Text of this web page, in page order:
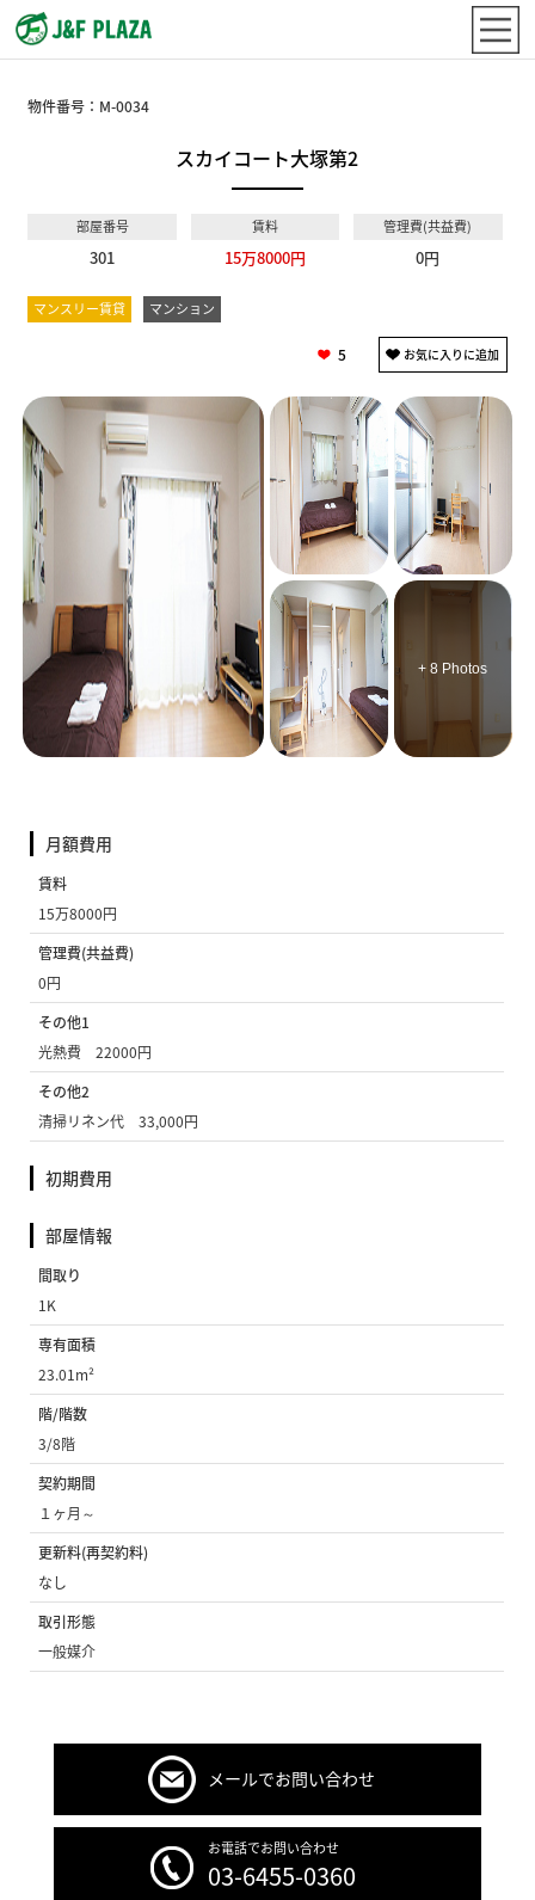
物件番号： M-0034
スカイコート大塚第2
部屋番号
301
賃料
15万8000円
管理費(共益費)
0円
マンスリー賃貸 マンション
5
+ 8 Photos
月額費用
賃料
15万8000円
管理費(共益費)
0円
その他1
光熱費 22000円
その他2
清掃リネン代 33,000円
初期費用
部屋情報
間取り
1K
専有面積
23.01m²
階/階数
3/8階
契約期間
１ヶ月～
更新料(再契約料)
なし
取引形態
一般媒介
メールでお問い合わせ
お電話でお問い合わせ
03-6455-0360